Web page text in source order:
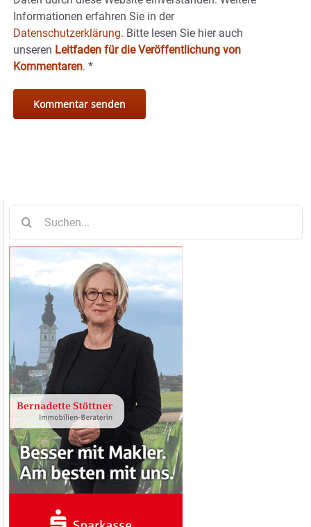
Informationen erfahren Sie in der
Datenschutzerklärung. Bitte lesen Sie hier auch
unseren Leitfaden für die Veröffentlichung von
Kommentaren. *
nach: